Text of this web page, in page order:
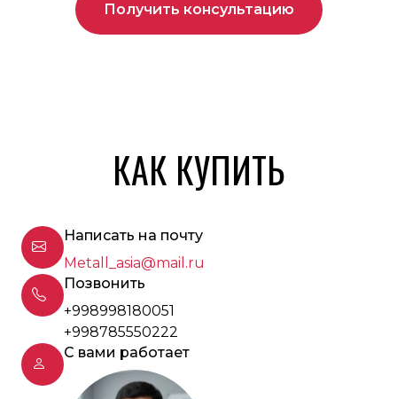
Получить консультацию
КАК КУПИТЬ
Написать на почту
Metall_asia@mail.ru
Позвонить
+998998180051
+998785550222
С вами работает